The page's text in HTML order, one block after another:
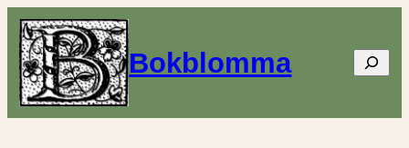
Bokblomma Sök